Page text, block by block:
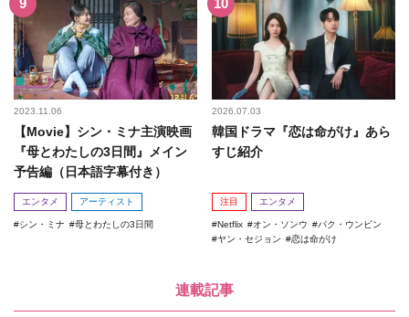
2023.11.06
【Movie】シン・ミナ主演映画
『母とわたしの3日間』メイン
予告編（日本語字幕付き）
エンタメ アーティスト
シン・ミナ 母とわたしの3日間
2026.07.03
韓国ドラマ『恋は命がけ』あら
すじ紹介
注目 エンタメ
Netflix オン・ソンウ
パク・ウンビン
ヤン・セジョン
恋は命がけ
連載記事